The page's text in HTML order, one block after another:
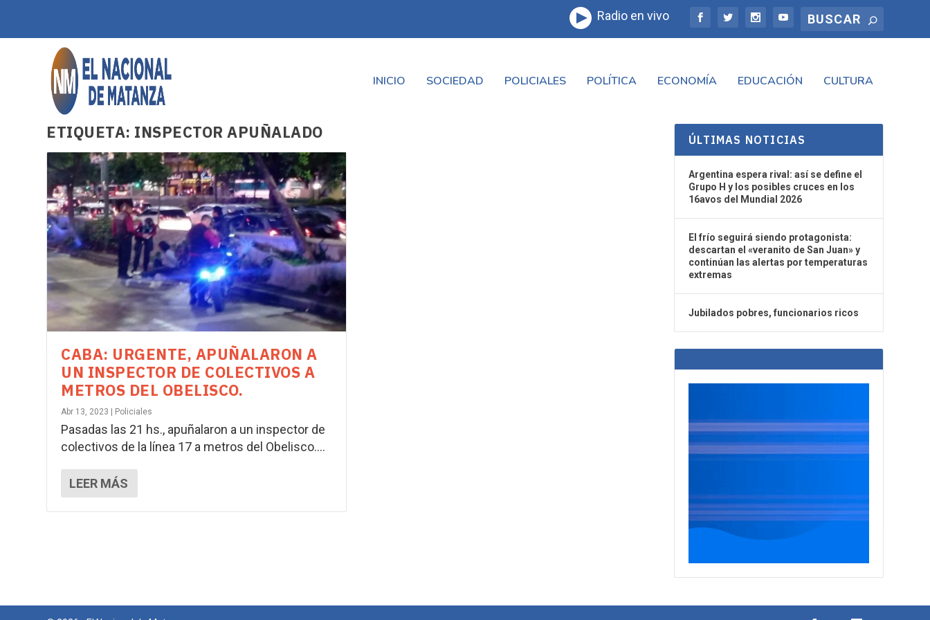
Radio en vivo
INICIO SOCIEDAD POLICIALES POLÍTICA ECONOMÍA EDUCACIÓN CULTURA
ETIQUETA: INSPECTOR APUÑALADO
CABA: URGENTE, APUÑALARON A
UN INSPECTOR DE COLECTIVOS A
METROS DEL OBELISCO.
Abr 13, 2023 | Policiales
Pasadas las 21 hs., apuñalaron a un inspector de
colectivos de la línea 17 a metros del Obelisco....
LEER MÁS
ÚLTIMAS NOTICIAS
Argentina espera rival: así se define el
Grupo H y los posibles cruces en los
16avos del Mundial 2026
El frío seguirá siendo protagonista:
descartan el «veranito de San Juan» y
continúan las alertas por temperaturas
extremas
Jubilados pobres, funcionarios ricos